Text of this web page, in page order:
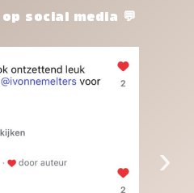
social media 💬
›